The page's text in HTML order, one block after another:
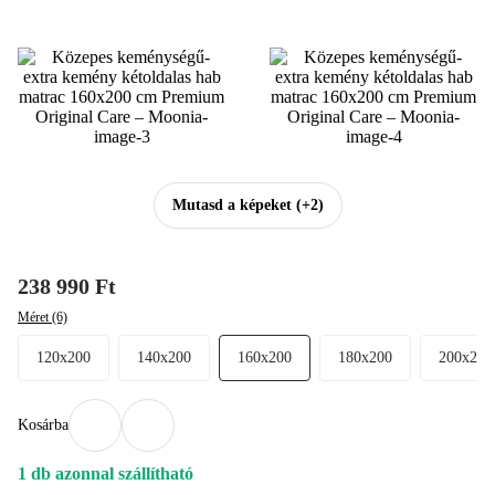
Mutasd a képeket(+2)
238 990 Ft
Méret (6)
120x200 140x200 160x200 180x200 200x200
Kosárba
1 db azonnal szállítható